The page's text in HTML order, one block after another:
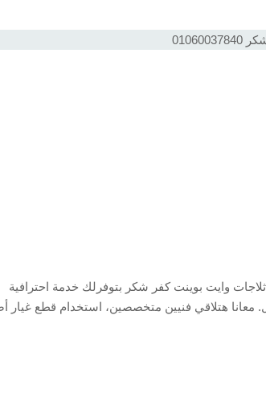
وايت بوينت كفر شكر بتوفرلك خدمة احترافية
معانا هتلاقي فنيين متخصصين، استخدام قطع غيار